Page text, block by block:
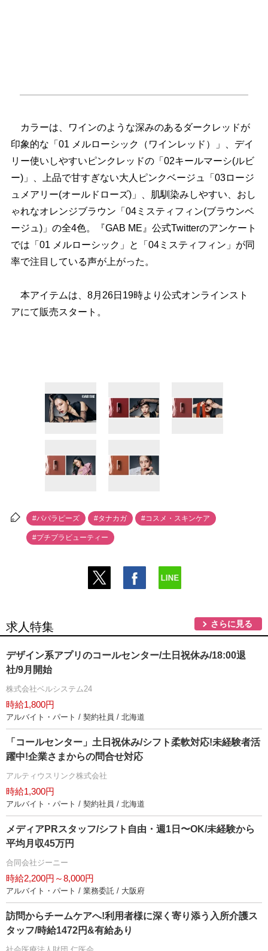
カラーは、ワインのような深みのあるダークレッドが
印象的な「01 メルローシック（ワインレッド）」、デイ
リー使いしやすいピンクレッドの「02キールマーシ(ルビ
ー)」、上品で甘すぎない大人ピンクベージュ「03ロージ
ュメアリー(オールドローズ)」、肌馴染みしやすい、おし
ゃれなオレンジブラウン「04ミスティフィン(ブラウンベ
ージュ)」の全4色。『GAB ME』公式Twitterのアンケート
では「01 メルローシック」と「04ミスティフィン」が同
率で注目している声が上がった。
本アイテムは、8月26日19時より公式オンラインスト
アにて販売スタート。
#パパラピーズ #タナカガ #コスメ・スキンケア
#プチプラビューティー
求人特集 さらに見る
デザイン系アプリのコールセンター/土日祝休み/18:00退
社/9月開始
株式会社ベルシステム24
時給1,800円
アルバイト・パート / 契約社員 / 北海道
「コールセンター」土日祝休み/シフト柔軟対応!未経験者活
躍中!企業さまからの問合せ対応
アルティウスリンク株式会社
時給1,300円
アルバイト・パート / 契約社員 / 北海道
メディアPRスタッフ/シフト自由・週1日〜OK/未経験から
平均月収45万円
合同会社ジーニー
時給2,200円～8,000円
アルバイト・パート / 業務委託 / 大阪府
訪問からチームケアへ!利用者様に深く寄り添う入所介護ス
タッフ/時給1472円&有給あり